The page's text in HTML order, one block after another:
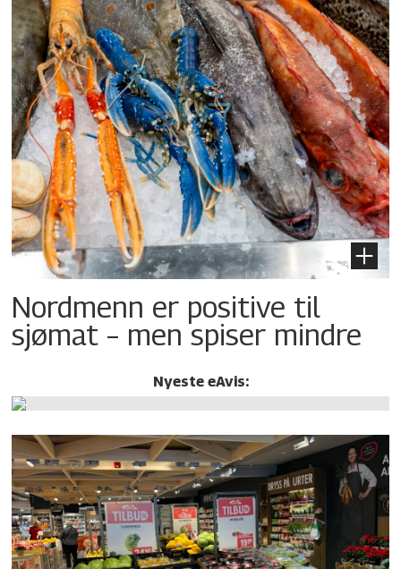
Nordmenn er positive til
sjømat – men spiser mindre
Nyeste eAvis: